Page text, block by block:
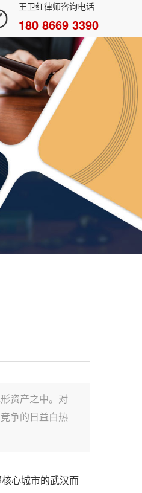
王卫红律师咨询电话
180 8669 3390
资产之中。对
争的日益白热
心城市的武汉而